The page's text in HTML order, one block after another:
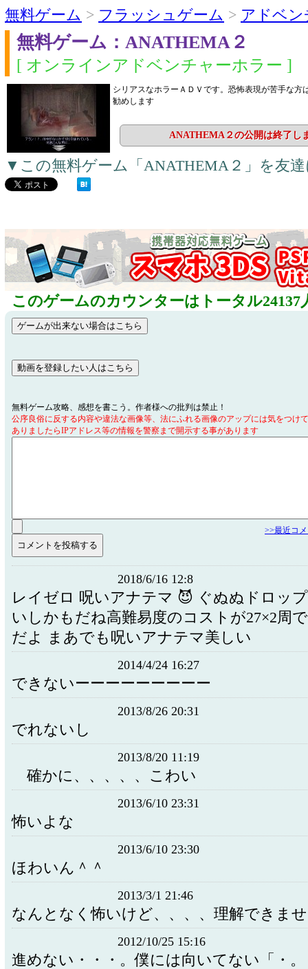
無料ゲーム > フラッシュゲーム > アドベン
無料ゲーム：ANATHEMA２
[ オンラインアドベンチャーホラー ]
シリアスなホラーＡＤＶです。恐怖表現が苦手な方
勧めします
ANATHEMA２の公開は終了し
▼この無料ゲーム「ANATHEMA２」を友
このゲームのカウンターはトータル24137
無料ゲーム攻略、感想を書こう。作者様への批判は禁止！
公序良俗に反する内容や違法な画像等、法にふれる画像のアップには気をつけ
ありましたらIPアドレス等の情報を警察まで開示する事があります
>>最近コ
2018/6/16 12:8
レイゼロ 呪いアナテマ 😈 ぐぬぬドロッ
いしかもだね高難易度のコストが27×2周
だよ まあでも呪いアナテマ美しい
2014/4/24 16:27
できないーーーーーーーーー
2013/8/26 20:31
でれないし
2013/8/20 11:19
確かに、、、、、こわい
2013/6/10 23:31
怖いよな
2013/6/10 23:30
ほわいん＾＾
2013/3/1 21:46
なんとなく怖いけど、、、、理解できま
2012/10/25 15:16
進めない・・・。僕には向いてない「・